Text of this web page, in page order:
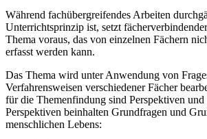
Während fachübergreifendes Arbeiten
Unterrichtsprinzip ist, setzt
Thema voraus, das von einzelnen Fächern
erfasst werden kann.
Das Thema wird unter Anwendung von
Verfahrensweisen verschiedener Fächer
für die Themenfindung sind Perspektiven und
Perspektiven beinhalten Grundfragen und
menschlichen Lebens: